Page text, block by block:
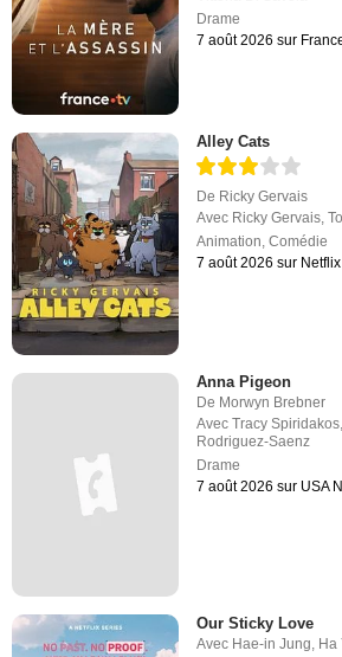
Drame
7 août 2026 sur
Alley Cats
De Ricky Gervais
Avec Ricky Gervais,
Animation,Comédie
7 août 2026 sur Netflix
Anna Pigeon
De Morwyn Brebner
AvecTracy Spiridakos,
Rodriguez-Saenz
Drame
7 août 2026 sur USA
Our Sticky Love
Avec Hae-in Jung Ha